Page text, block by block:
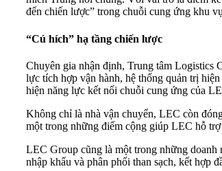
đến chiến lược” trong chuỗi cung ứng khu
“Cú hích” hạ tầng chiến lược
Chuyên gia nhận định, Trung tâm Logistics
lực tích hợp vận hành, hệ thống quản trị
hiện năng lực kết nối chuỗi cung ứng của
Không chỉ là nhà vận chuyển, LEC còn
một trong những điểm cộng giúp LEC hỗ
LEC Group cũng là một trong những doanh
nhập khẩu và phân phối than sạch, kết hợp